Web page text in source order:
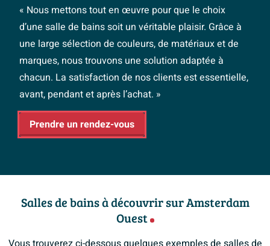
« Nous mettons tout en œuvre pour que le choix
d’une salle de bains soit un véritable plaisir. Grâce à
une large sélection de couleurs, de matériaux et de
marques, nous trouvons une solution adaptée à
chacun. La satisfaction de nos clients est essentielle,
avant, pendant et après l’achat. »
Prendre un rendez-vous
Salles de bains à découvrir sur Amsterdam
Ouest